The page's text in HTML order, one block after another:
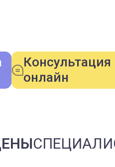
Консультация
онлайн